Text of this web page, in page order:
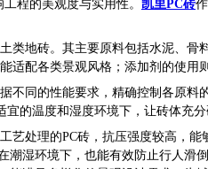
程的美观度与实用性。 凯里PC砖
类地砖。其主要原料包括水泥、
适配各类景观风格；添加剂的使用
不同的性能要求，精确控制各原
的温度和湿度环境下，让砖体充
艺处理的PC砖，抗压强度较高，
潮湿环境下，也能有效防止行人